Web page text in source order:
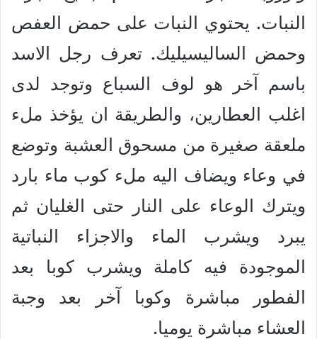
النبات. يحتوي النبات على حمض العفص
وحمض الساليسيليك. تعرف رجل الاسد
باسم آخر هو لوف السباع وتوجد لدى
اغلب العطارين، والطريقة ان يؤخذ ملء
ملعقة صغيرة من مسحوق العشبة وتوضع
في وعاء ويضاف اليه ملء كوب ماء بارد
ويترك الوعاء على النار حتى الغليان ثم
يبرد ويشرب الماء والاجزاء النباتية
الموجودة فيه كاملة ويشرب كوبا بعد
الفطور مباشرة وكوبا آخر بعد وجبة
العشاء مباشرة يوميا.